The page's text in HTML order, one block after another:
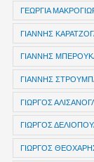
ΓΕΩΡΓΙΑ
ΓΙΑΝΝΗΣ
ΓΙΑΝΝΗΣ
ΓΙΑΝΝΗΣ
ΓΙΩΡΓΟΣ
ΓΙΩΡΓΟΣ
ΓΙΩΡΓΟΣ